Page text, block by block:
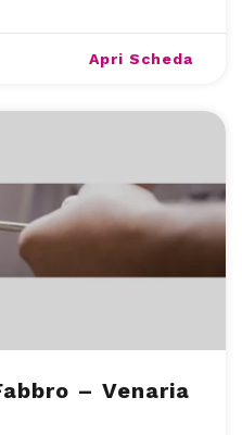
Apri Scheda
– Venaria